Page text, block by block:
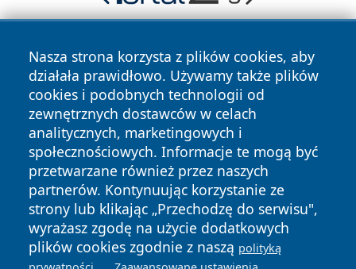
Nasza strona korzysta z plików cookies, aby
działała prawidłowo. Używamy także plików
cookies i podobnych technologii od
zewnętrznych dostawców w celach
analitycznych, marketingowych i
społecznościowych. Informacje te mogą być
przetwarzane również przez naszych
partnerów. Kontynuując korzystanie ze
strony lub klikając „Przechodzę do serwisu",
wyrażasz zgodę na użycie dodatkowych
plików cookies zgodnie z naszą polityką
Copyright © 2026 24slupsk.pl Wszystkie prawa zastrzeżone.
News Autorzy
Polityka
Prywatności
Polityka
Cookies